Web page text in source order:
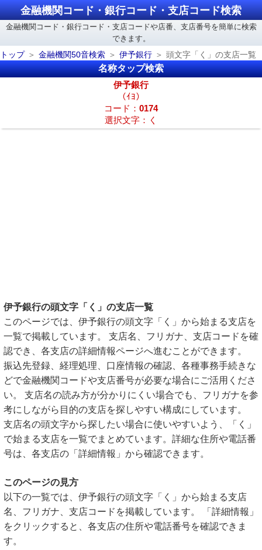
金融機関コード・銀行コード・支店コード検索
金融機関コード・銀行コード・支店コードや店番、支店番号を簡単に検索
できます。
トップ
金融機関50音検索 伊予銀行 頭文字「く」の支店一覧
名称タップ検索
伊予銀行
（ｲﾖ）
コード： 0174
選択文字：く
伊予銀行の頭文字「く」の支店一覧
このページでは、伊予銀行の頭文字「く」から始まる支店を
一覧で掲載しています。 支店名、フリガナ、支店コードを確
認でき、各支店の詳細情報ページへ進むことができます。
振込先登録、経理処理、口座情報の確認、各種事務手続きな
どで金融機関コードや支店番号が必要な場合にご活用くださ
い。 支店名の読み方が分かりにくい場合でも、フリガナを参
考にしながら目的の支店を探しやすい構成にしています。
支店名の頭文字から探したい場合に使いやすいよう、「く」
で始まる支店を一覧でまとめています。詳細な住所や電話番
号は、各支店の「詳細情報」から確認できます。
このページの見方
以下の一覧では、伊予銀行の頭文字「く」から始まる支店
名、フリガナ、支店コードを掲載しています。 「詳細情報」
をクリックすると、各支店の住所や電話番号を確認できま
す。